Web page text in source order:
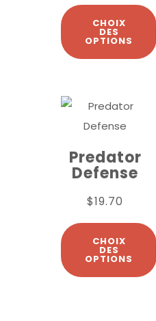
CHOIX
DES
OPTIONS
Predator
Defense
$19.70
CHOIX
DES
OPTIONS